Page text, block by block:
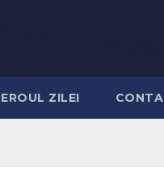
EROUL ZILEI